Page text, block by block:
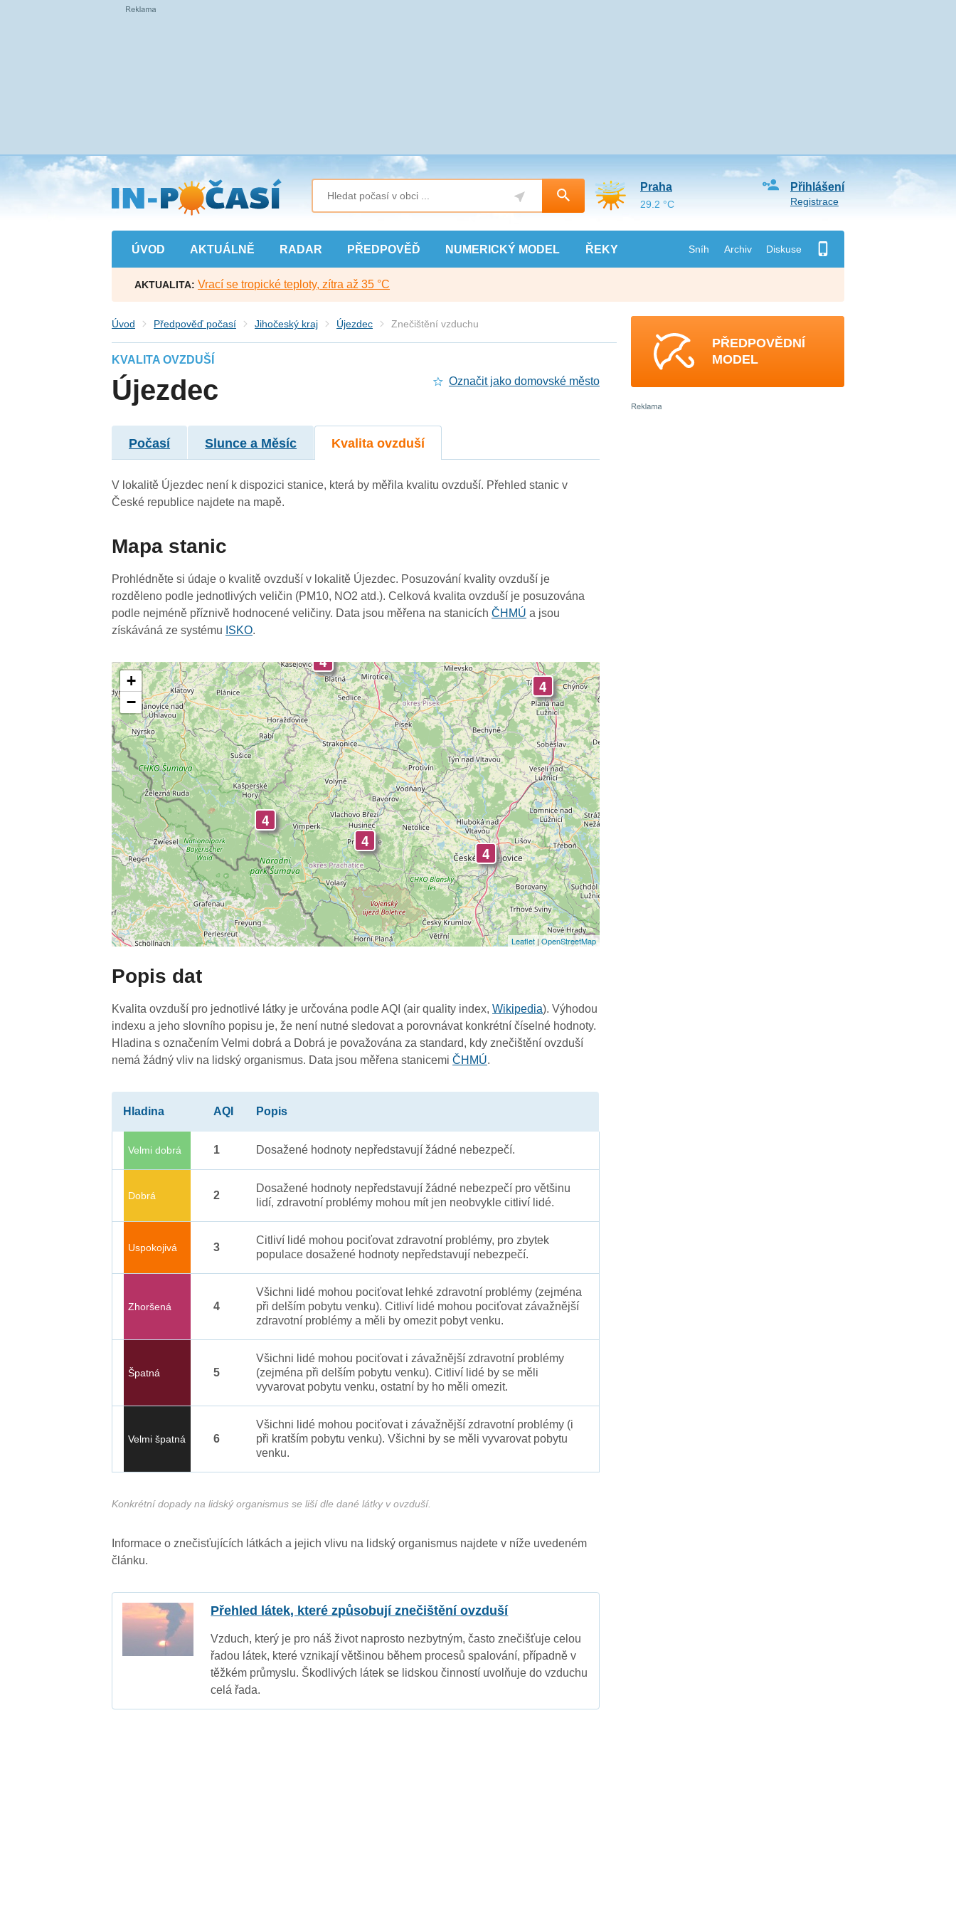
Přejít
na
hlavní
obsah
ÚVOD AKTUÁLNĚ RADAR PŘEDPOVĚĎ NUMERICKÝ MODEL ŘEKY Sníh Archiv Diskuse
Přihlášení
Registrace
Praha
29.2 °C
AKTUALITA: Vrací se tropické teploty, zítra až 35 °C
Úvod Předpověď počasí Jihočeský kraj Újezdec Znečištění vzduchu
KVALITA OVZDUŠÍ
Újezdec Označit jako domovské město
Počasí Slunce a Měsíc Kvalita ovzduší
V lokalitě Újezdec není k dispozici stanice, která by měřila kvalitu ovzduší. Přehled stanic v
České republice najdete na mapě.
Mapa stanic
Prohlédněte si údaje o kvalitě ovzduší v lokalitě Újezdec. Posuzování kvality ovzduší je
rozděleno podle jednotlivých veličin (PM10, NO2 atd.). Celková kvalita ovzduší je posuzována
podle nejméně příznivě hodnocené veličiny. Data jsou měřena na stanicíchČHMÚ a jsou
získáváná ze systému ISKO.
4
4
4
-
4
4
4
4
4
+
−
Leaflet| OpenStreetMap
Popis dat
Kvalita ovzduší pro jednotlivé látky je určována podle AQI (air quality index,Wikipedia). Výhodou
indexu a jeho slovního popisu je, že není nutné sledovat a porovnávat konkrétní číselné hodnoty.
Hladina s označením Velmi dobrá a Dobrá je považována za standard, kdy znečištění ovzduší
nemá žádný vliv na lidský organismus. Data jsou měřena stanicemiČHMÚ.
Hladina AQI Popis
Velmi dobrá 1 Dosažené hodnoty nepředstavují žádné nebezpečí.
Dobrá 2
Dosažené hodnoty nepředstavují žádné nebezpečí pro většinu
lidí, zdravotní problémy mohou mít jen neobvykle citliví lidé.
Uspokojivá 3
Citliví lidé mohou pociťovat zdravotní problémy, pro zbytek
populace dosažené hodnoty nepředstavují nebezpečí.
Zhoršená 4
Všichni lidé mohou pociťovat lehké zdravotní problémy (zejména
při delším pobytu venku). Citliví lidé mohou pociťovat závažnější
zdravotní problémy a měli by omezit pobyt venku.
Špatná 5
Všichni lidé mohou pociťovat i závažnější zdravotní problémy
(zejména při delším pobytu venku). Citliví lidé by se měli
vyvarovat pobytu venku, ostatní by ho měli omezit.
Velmi špatná 6
Všichni lidé mohou pociťovat i závažnější zdravotní problémy (i
při kratším pobytu venku). Všichni by se měli vyvarovat pobytu
venku.
Konkrétní dopady na lidský organismus se liší dle dané látky v ovzduší.
Informace o znečisťujících látkách a jejich vlivu na lidský organismus najdete v níže uvedeném
článku.
Přehled látek, které způsobují znečištění ovzduší
Vzduch, který je pro náš život naprosto nezbytným, často znečišťuje celou
řadou látek, které vznikají většinou během procesů spalování, případně v
těžkém průmyslu. Škodlivých látek se lidskou činností uvolňuje do vzduchu
celá řada.
PŘEDPOVĚDNÍ
MODEL